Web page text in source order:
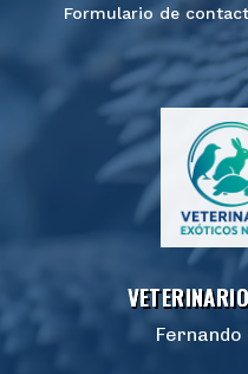
Formulario de